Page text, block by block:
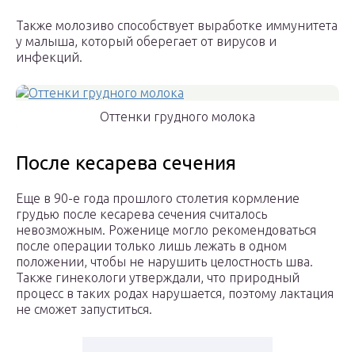
Также молозиво способствует выработке иммунитета
у малыша, который оберегает от вирусов и
инфекций.
Оттенки грудного молока
После кесарева сечения
Еще в 90-е года прошлого столетия кормление
грудью после кесарева сечения считалось
невозможным. Роженице могло рекомендоваться
после операции только лишь лежать в одном
положении, чтобы не нарушить целостность шва.
Также гинекологи утверждали, что природный
процесс в таких родах нарушается, поэтому лактация
не сможет запуститься.